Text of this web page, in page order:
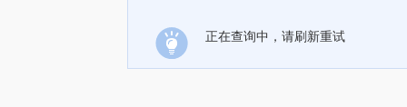
正在查询中，请刷新重试